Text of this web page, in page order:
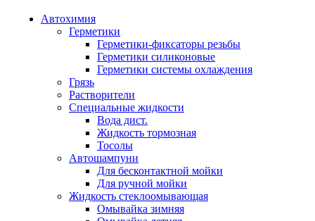
Автохимия
Герметики
Герметики-фиксаторы резьбы
Герметики силиконовые
Герметики системы охлаждения
Грязь
Растворители
Специальные жидкости
Вода дист.
Жидкость тормозная
Тосолы
Автошампуни
Для бесконтактной мойки
Для ручной мойки
Жидкость стеклоомывающая
Омывайка зимняя